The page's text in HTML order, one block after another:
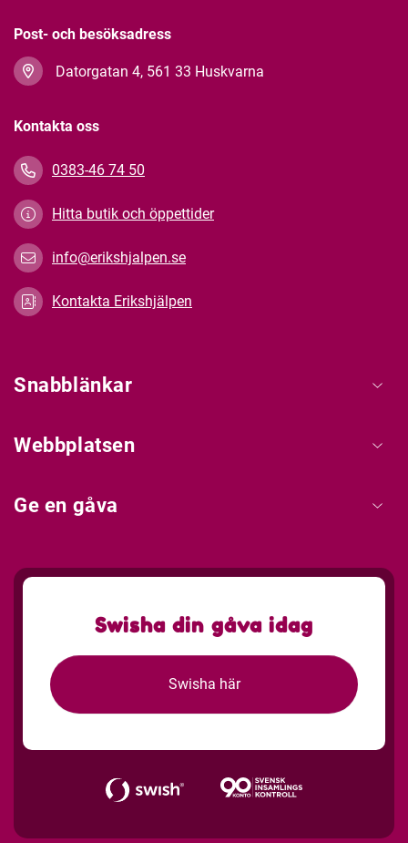
Post- och besöksadress
Datorgatan 4, 561 33 Huskvarna
Kontakta oss
0383-46 74 50
Hitta butik och öppettider
info@erikshjalpen.se
Kontakta Erikshjälpen
Snabblänkar
Webbplatsen
Ge en gåva
Swisha din gåva idag
Swisha här